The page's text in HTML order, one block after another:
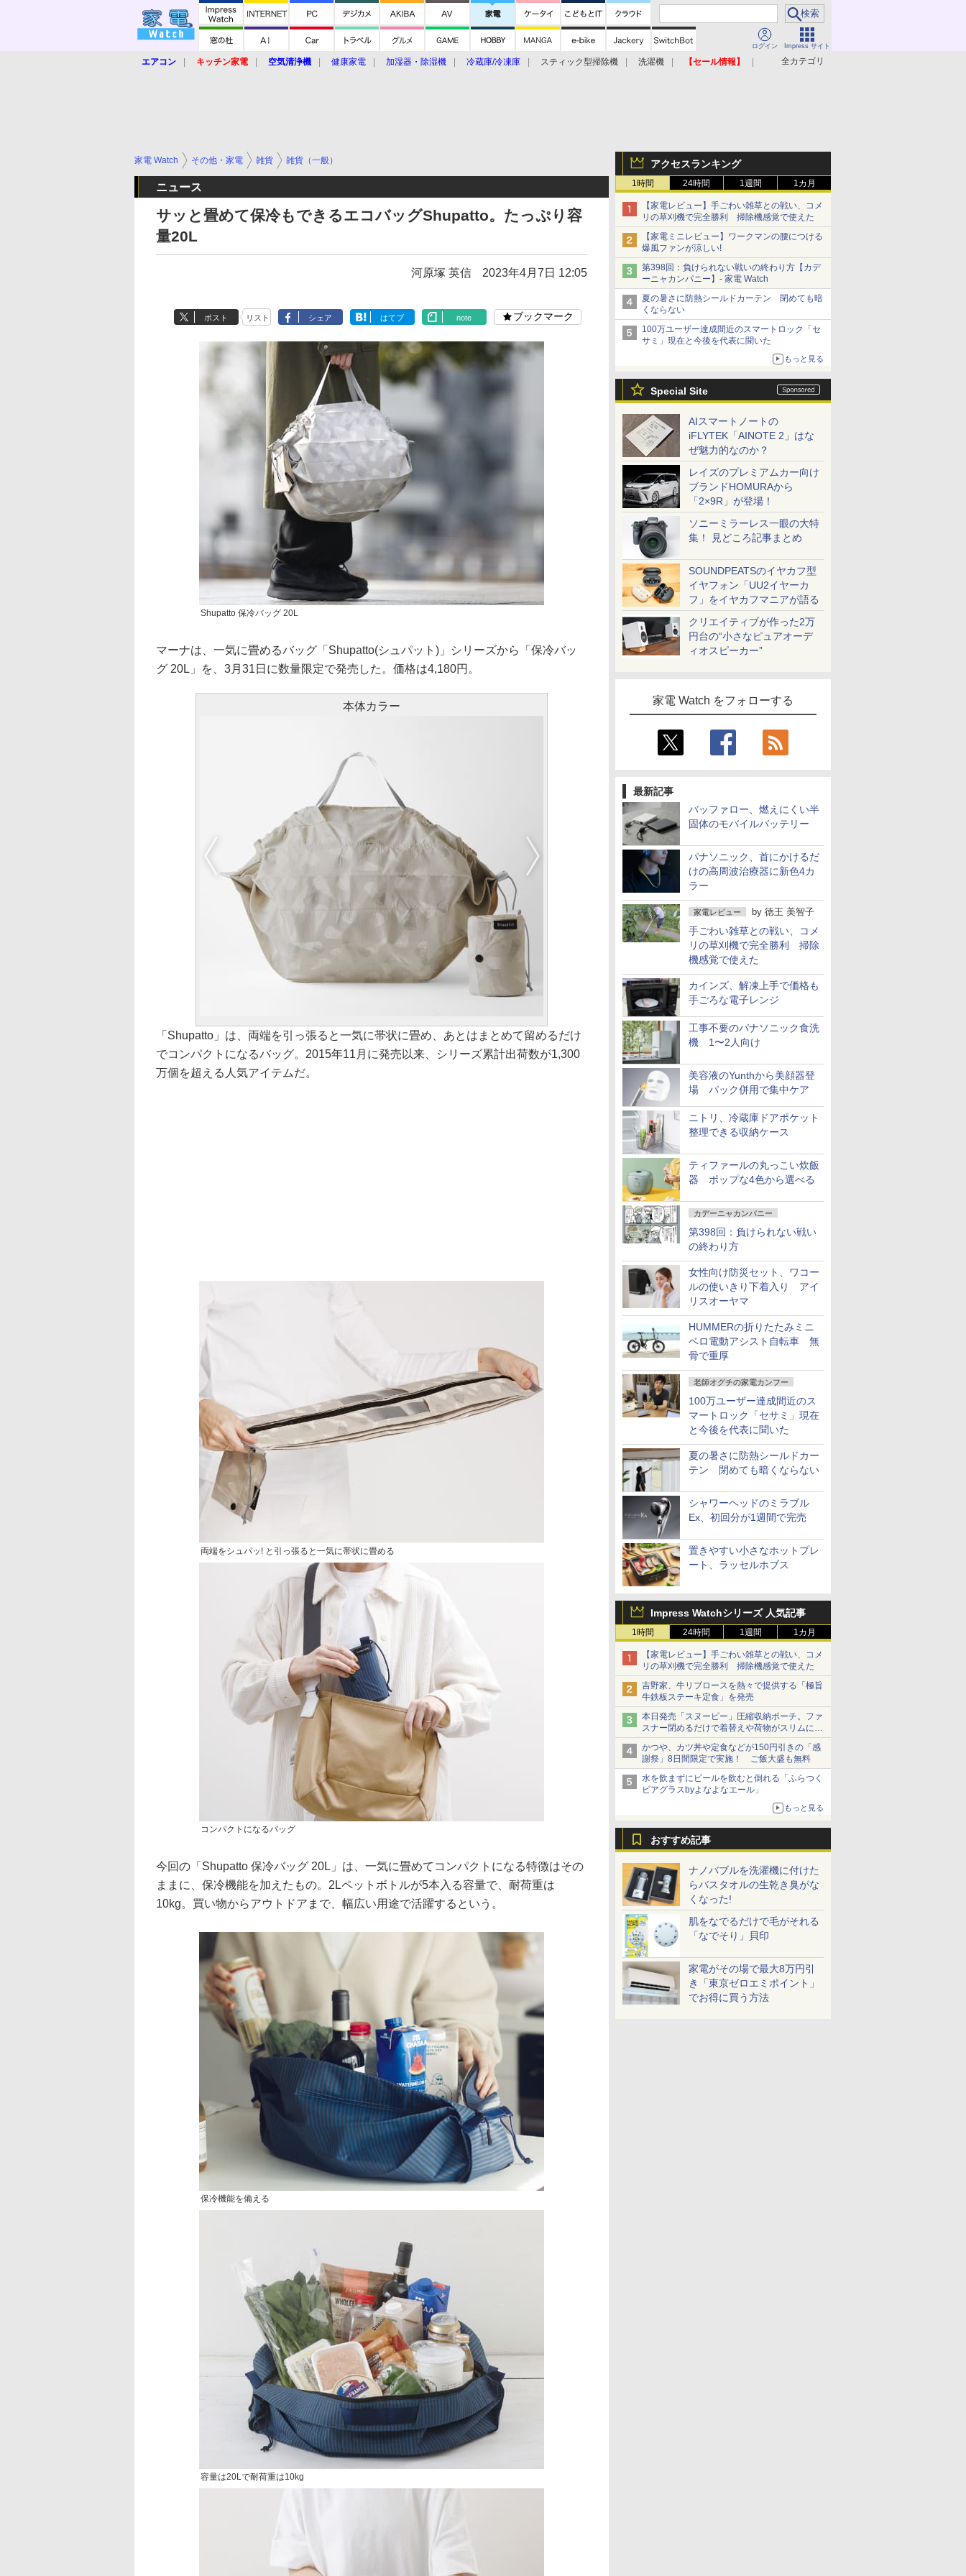
ログイン Impress サイト
全カテゴリ
エアコン キッチン家電 空気清浄機 健康家電 加湿器・除湿機 冷蔵庫/冷凍庫 スティック型掃除機 洗濯機
【セール情報】
アクセスランキング
1時間 24時間 1週間 1カ月
【家電レビュー】手ごわい雑草との戦い、コメ
リの草刈機で完全勝利 掃除機感覚で使えた
【家電ミニレビュー】ワークマンの腰につける
爆風ファンが涼しい!
第398回：負けられない戦いの終わり方【カデ
ーニャカンパニー】- 家電 Watch
夏の暑さに防熱シールドカーテン 閉めても暗
くならない
100万ユーザー達成間近のスマートロック「セ
サミ」現在と今後を代表に聞いた
もっと見る
Special Site
AIスマートノートの
iFLYTEK「AINOTE 2」はな
ぜ魅力的なのか？
レイズのプレミアムカー向け
ブランドHOMURAから
「2×9R」が登場！
ソニーミラーレス一眼の大特
集！ 見どころ記事まとめ
SOUNDPEATSのイヤカフ型
イヤフォン「UU2イヤーカ
フ」をイヤカフマニアが語る
クリエイティブが作った2万
円台の“小さなピュアオーデ
ィオスピーカー”
家電 Watch をフォローする
最新記事
バッファロー、燃えにくい半
固体のモバイルバッテリー
パナソニック、首にかけるだ
けの高周波治療器に新色4カ
ラー
家電レビュー by 徳王 美智子
手ごわい雑草との戦い、コメ
リの草刈機で完全勝利 掃除
機感覚で使えた
カインズ、解凍上手で価格も
手ごろな電子レンジ
工事不要のパナソニック食洗
機 1〜2人向け
美容液のYunthから美顔器登
場 パック併用で集中ケア
ニトリ、冷蔵庫ドアポケット
整理できる収納ケース
ティファールの丸っこい炊飯
器 ポップな4色から選べる
カデーニャカンパニー
第398回：負けられない戦い
の終わり方
女性向け防災セット、ワコー
ルの使いきり下着入り アイ
リスオーヤマ
HUMMERの折りたたみミニ
ベロ電動アシスト自転車 無
骨で重厚
老師オグチの家電カンフー
100万ユーザー達成間近のス
マートロック「セサミ」現在
と今後を代表に聞いた
夏の暑さに防熱シールドカー
テン 閉めても暗くならない
シャワーヘッドのミラブル
Ex、初回分が1週間で完売
置きやすい小さなホットプレ
ート、ラッセルホブス
Impress Watchシリーズ 人気記事
1時間 24時間 1週間 1カ月
【家電レビュー】手ごわい雑草との戦い、コメ
リの草刈機で完全勝利 掃除機感覚で使えた
吉野家、牛リブロースを熱々で提供する「極旨
牛鉄板ステーキ定食」を発売
本日発売「スヌーピー」圧縮収納ポーチ。ファ
スナー閉めるだけで着替えや荷物がスリムにま
とまる
かつや、カツ丼や定食などが150円引きの「感
謝祭」8日間限定で実施！ ご飯大盛も無料
水を飲まずにビールを飲むと倒れる「ふらつく
ビアグラスbyよなよなエール」
もっと見る
おすすめ記事
ナノバブルを洗濯機に付けた
らバスタオルの生乾き臭がな
くなった!
肌をなでるだけで毛がそれる
「なでそり」貝印
家電がその場で最大8万円引
き「東京ゼロエミポイント」
でお得に買う方法
家電 Watch その他・家電 雑貨 雑貨（一般）
ニュース
サッと畳めて保冷もできるエコバッグShupatto。たっぷり容
量20L
河原塚 英信 2023年4月7日 12:05
ポスト リスト シェア はてブ note ブックマーク
Shupatto 保冷バッグ 20L
マーナは、一気に畳めるバッグ「Shupatto(シュパット)」シリーズから「保冷バッ
グ 20L」を、3月31日に数量限定で発売した。価格は4,180円。
本体カラー
「Shupatto」は、両端を引っ張ると一気に帯状に畳め、あとはまとめて留めるだけ
でコンパクトになるバッグ。2015年11月に発売以来、シリーズ累計出荷数が1,300
万個を超える人気アイテムだ。
両端をシュパッ! と引っ張ると一気に帯状に畳める
コンパクトになるバッグ
今回の「Shupatto 保冷バッグ 20L」は、一気に畳めてコンパクトになる特徴はその
ままに、保冷機能を加えたもの。2Lペットボトルが5本入る容量で、耐荷重は
10kg。買い物からアウトドアまで、幅広い用途で活躍するという。
保冷機能を備える
容量は20Lで耐荷重は10kg